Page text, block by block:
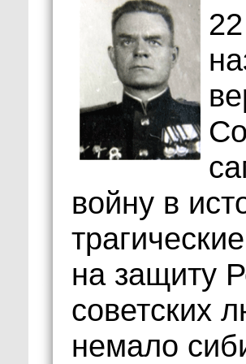
войну в
на защиту
советских
немало